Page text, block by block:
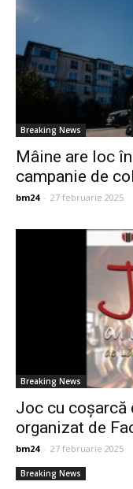
Breaking News
Mâine are loc
campanie de
bm24 - 27 februarie 2025
Breaking News
Joc cu coșarcă
organizat de
bm24 - 27 februarie 2025
Breaking News